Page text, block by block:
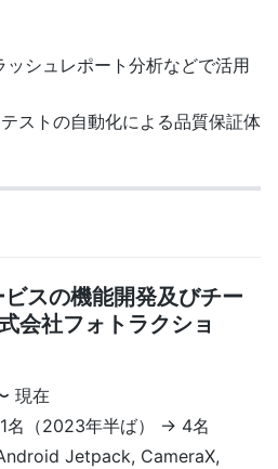
ッシュレポート分析などで活用
ストの自動化による品質保証体
スの機能開発及びチー
会社フォトラクショ
現在
名（2023年半ば） → 4名
Jetpack, CameraX,